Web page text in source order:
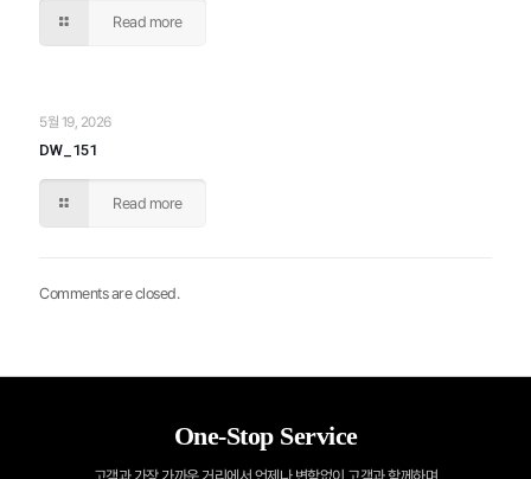
Read more
5월 19, 2026
DW_151
Read more
Comments are closed.
One-Stop Service